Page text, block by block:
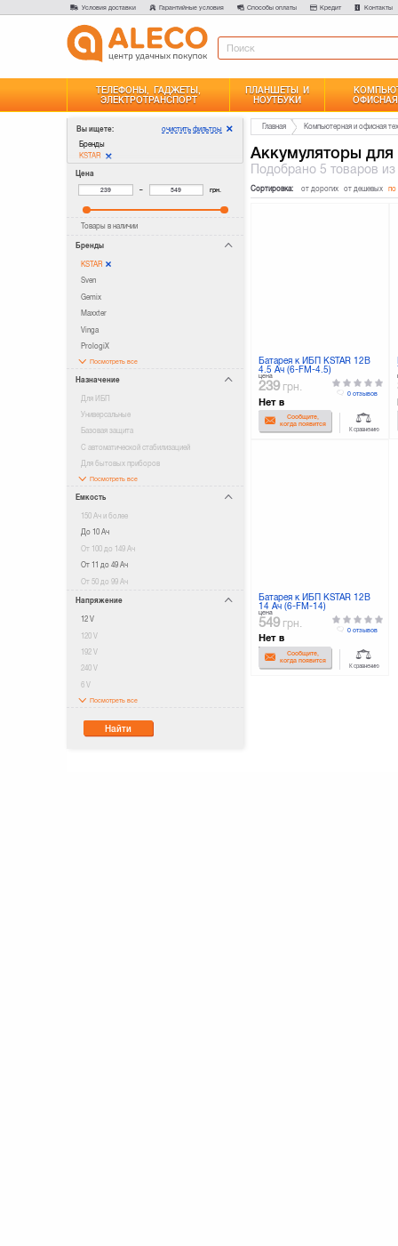
Условия доставки Гарантийные условия Способы оплаты Кредит Контакты
ТЕЛЕФОНЫ, ГАДЖЕТЫ,
ЭЛЕКТРОТРАНСПОРТ
ПЛАНШЕТЫ И
НОУТБУКИ
Вы ищете:
Бренды
KSTAR
очистить фильтры
Цена
– грн.
Товары в наличии
Бренды
KSTAR
Sven
Gemix
Maxxter
Vinga
PrologiX
Посмотреть все
Назначение
Для ИБП
Универсальные
Базовая защита
С автоматической стабилизацией
Для бытовых приборов
Посмотреть все
Емкость
150 Ач и более
До 10 Ач
От 100 до 149 Ач
От 11 до 49 Ач
От 50 до 99 Ач
Напряжение
12 V
120 V
192 V
240 V
6 V
Посмотреть все
Найти
Главная Компьютерная и офисная
Аккумуляторы
Подобрано5 товаров
Сортировка: от дорогих от дешевых по
Батарея к ИБП KSTAR 12В
4.5 Ач (6-FM-4.5)
цена
239 грн.
Нет в
наличииСообщите,
когда появится
0 отзывов
К сравнению
Батарея к ИБП KSTAR 12В
14 Ач (6-FM-14)
цена
549 грн.
Нет в
наличииСообщите,
когда появится
0 отзывов
К сравнению